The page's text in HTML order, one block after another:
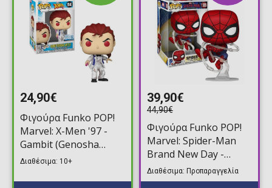
24,90€
Φιγούρα Funko POP!
Marvel: X-Men '97 -
Gambit (Genosha
Battle) #1540
Διαθέσιμα: 10+
39,90€
44,90€
Φιγούρα Funko POP!
Marvel: Spider-Man
Brand New Day -
Spider-Man (Swinging)
#1589 Jumbosized
Διαθέσιμα: Προπαραγγελία